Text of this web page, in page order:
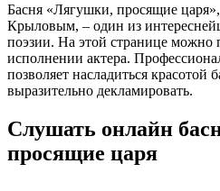
Басня «Лягушки, просящие
Крыловым, – один из
поэзии. На этой странице можно
исполнении актера.
позволяет насладиться красотой
выразительно декламировать.
Слушать онлайн
просящие царя